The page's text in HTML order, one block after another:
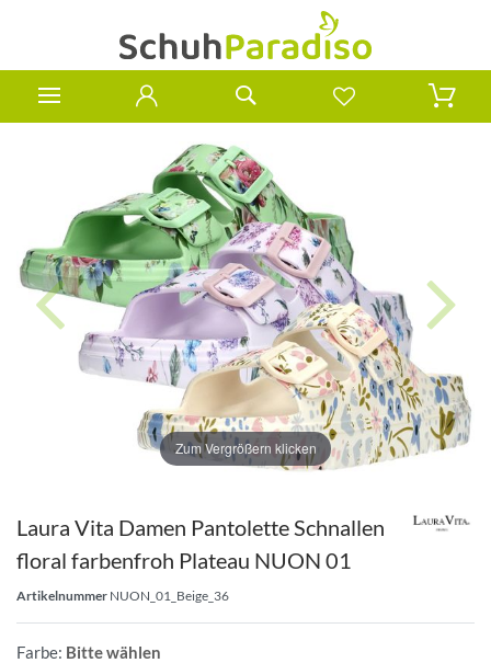
Zum Vergrößern klicken
Laura Vita Damen Pantolette Schnallen
floral farbenfroh Plateau NUON 01
Artikelnummer NUON_01_Beige_36
Farbe: Bitte wählen